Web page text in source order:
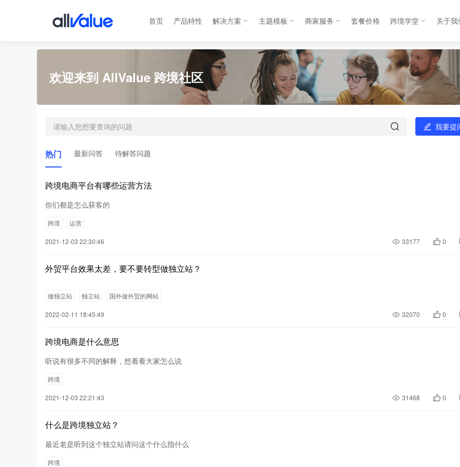
首页 产品特性 解决方案 主题模板 商家服务 套餐价格 跨境学堂 关于我
欢迎来到 AllValue 跨境社区
我要提
热门 最新问答 待解答问题
跨境电商平台有哪些运营方法
你们都是怎么获客的
跨境 运营
2021-12-03 22:30:46 33177 0
外贸平台效果太差，要不要转型做独立站？
做独立站 独立站 国外做外贸的网站
2022-02-11 18:45:49 32070 0
跨境电商是什么意思
听说有很多不同的解释，想看看大家怎么说
跨境
2021-12-03 22:21:43 31468 0
什么是跨境独立站？
最近老是听到这个独立站请问这个什么指什么
跨境